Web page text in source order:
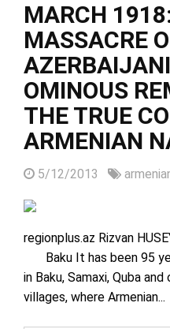
MARCH
MASSACRE
OMINOUS
THE TRUE
ARMENIAN
5/12/2013
regionplus.az
Baku It has been 95
in Baku, Samaxi, Quba
villages, where Armenian...